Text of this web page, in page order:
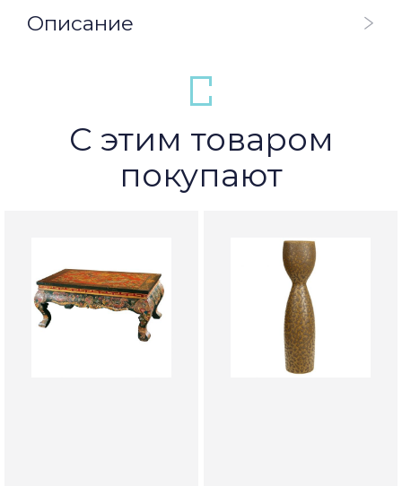
Описание
С этим товаром
покупают